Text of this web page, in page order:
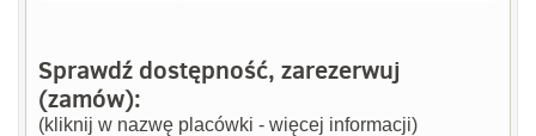
Sprawdź dostępność, zarezerwuj
(zamów):
(kliknij w nazwę placówki - więcej informacji)